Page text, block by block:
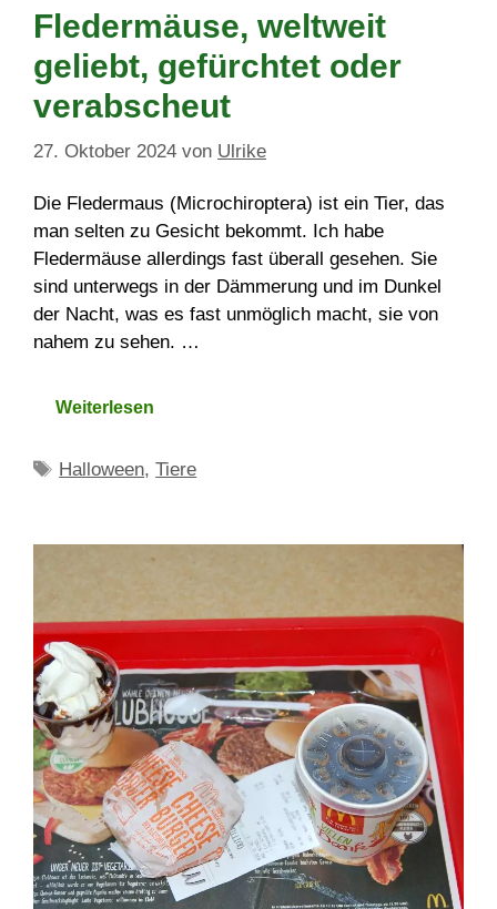
Fledermäuse, weltweit
geliebt, gefürchtet oder
verabscheut
27. Oktober 2024 von Ulrike
Die Fledermaus (Microchiroptera) ist ein Tier, das
man selten zu Gesicht bekommt. Ich habe
Fledermäuse allerdings fast überall gesehen. Sie
sind unterwegs in der Dämmerung und im Dunkel
der Nacht, was es fast unmöglich macht, sie von
nahem zu sehen. …
Weiterlesen
Schlagwörter
Halloween,Tiere